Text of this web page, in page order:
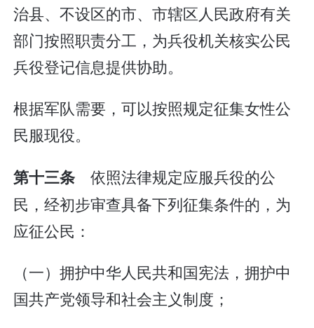
治县、不设区的市、市辖区人民政府有关
部门按照职责分工，为兵役机关核实公民
兵役登记信息提供协助。
根据军队需要，可以按照规定征集女性公
民服现役。
第十三条 依照法律规定应服兵役的公
民，经初步审查具备下列征集条件的，为
应征公民：
（一）拥护中华人民共和国宪法，拥护中
国共产党领导和社会主义制度；